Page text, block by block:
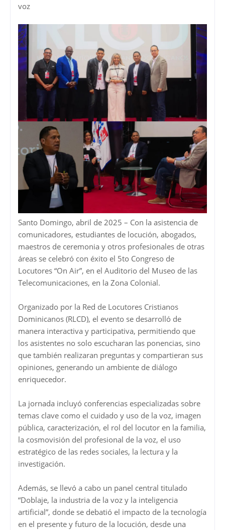
voz
Santo Domingo, abril de 2025 – Con la asistencia de
comunicadores, estudiantes de locución, abogados,
maestros de ceremonia y otros profesionales de otras
áreas se celebró con éxito el 5to Congreso de
Locutores “On Air”, en el Auditorio del Museo de las
Telecomunicaciones, en la Zona Colonial.
Organizado por la Red de Locutores Cristianos
Dominicanos (RLCD), el evento se desarrolló de
manera interactiva y participativa, permitiendo que
los asistentes no solo escucharan las ponencias, sino
que también realizaran preguntas y compartieran sus
opiniones, generando un ambiente de diálogo
enriquecedor.
La jornada incluyó conferencias especializadas sobre
temas clave como el cuidado y uso de la voz, imagen
pública, caracterización, el rol del locutor en la familia,
la cosmovisión del profesional de la voz, el uso
estratégico de las redes sociales, la lectura y la
investigación.
Además, se llevó a cabo un panel central titulado
“Doblaje, la industria de la voz y la inteligencia
artificial”, donde se debatió el impacto de la tecnología
en el presente y futuro de la locución, desde una